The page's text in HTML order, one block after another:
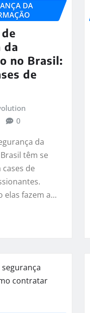
DA
da
no Brasil:
de
0
da
têm se
de
elas fazem a…